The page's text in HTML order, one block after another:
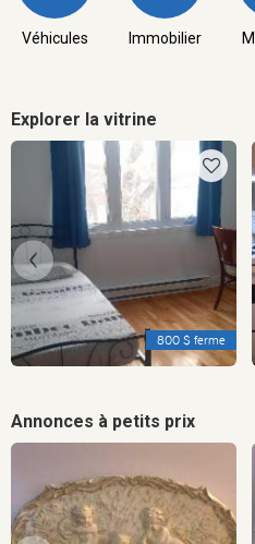
Véhicules Immobilier
Explorer la vitrine
800 $ ferme
Annonces à petits prix